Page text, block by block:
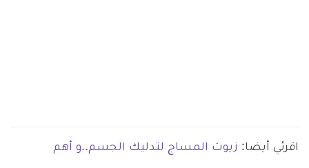
اقرئي أيضا: زيوت المساج لتدليك الجسم..و أهم